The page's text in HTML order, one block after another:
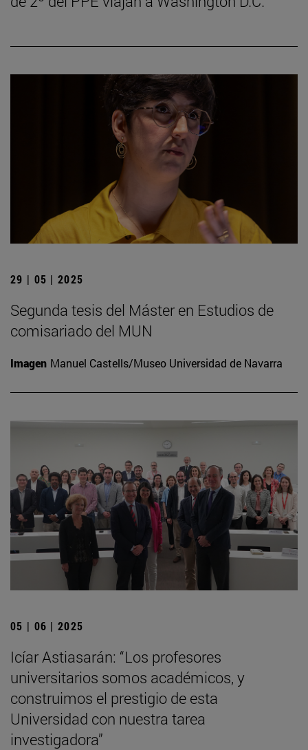
29 | 05 | 2025
Segunda tesis del Máster en Estudios de
comisariado del MUN
Imagen Manuel Castells/Museo Universidad de Navarra
05 | 06 | 2025
Icíar Astiasarán: “Los profesores
universitarios somos académicos, y
construimos el prestigio de esta
Universidad con nuestra tarea
investigadora”